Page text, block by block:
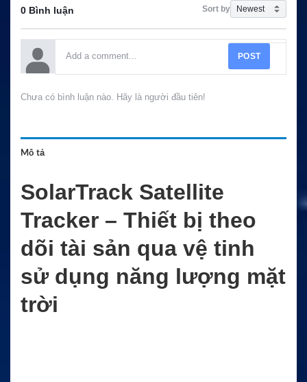
0 Bình luận Sort by
POST
Chưa có bình luận nào. Hãy là người đầu tiên!
Mô tả
SolarTrack Satellite
Tracker – Thiết bị theo
dõi tài sản qua vệ tinh
sử dụng năng lượng mặt
trời